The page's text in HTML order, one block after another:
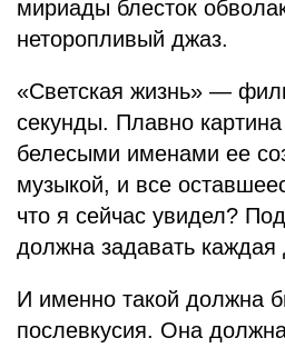
мириады блесток
неторопливый джаз.
«Светская жизнь» —
секунды. Плавно
белесыми именами ее
музыкой, и все
что я сейчас увидел?
должна задавать
И именно такой должна
послевкусия. Она